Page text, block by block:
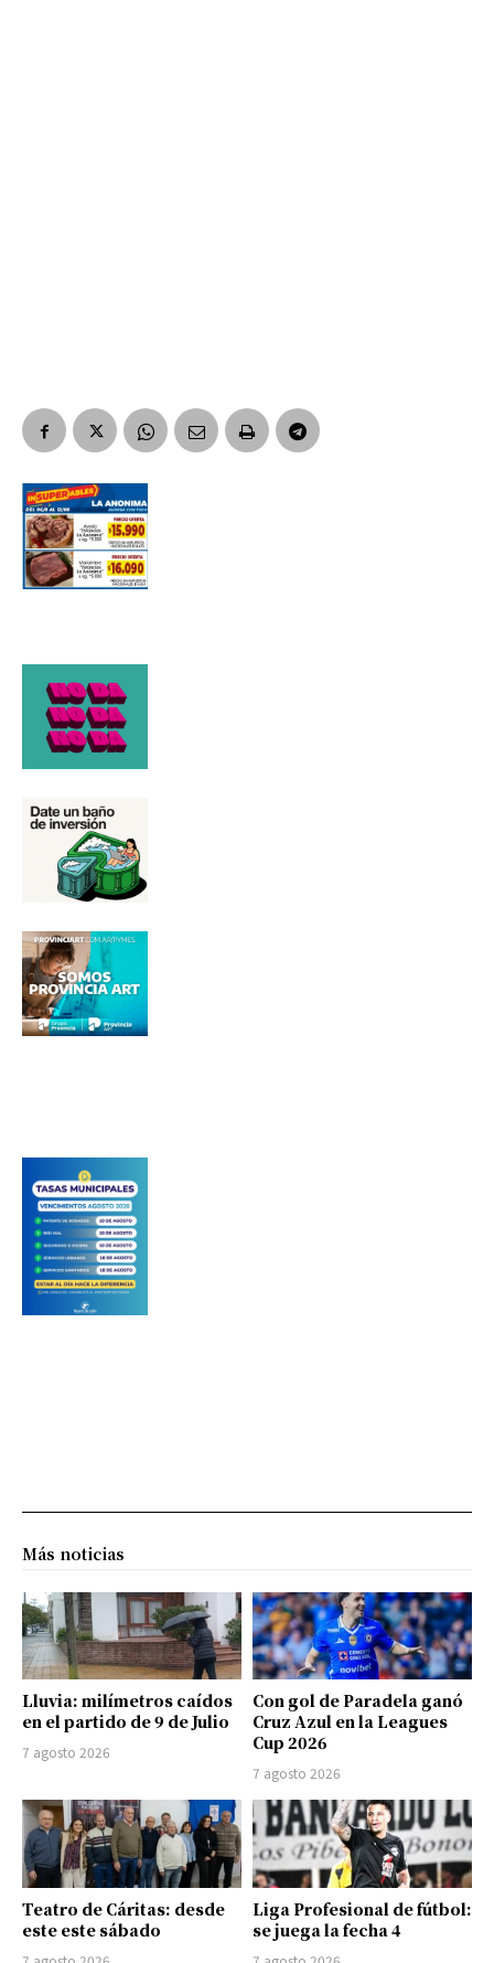
Apellidos
Número de teléfono
Más noticias
Lluvia: milímetros caídos
en el partido de 9 de Julio
7 agosto 2026
Con gol de Paradela ganó
Cruz Azul en la Leagues
Cup 2026
7 agosto 2026
Teatro de Cáritas: desde
este este sábado
Liga Profesional de fútbol:
se juega la fecha 4